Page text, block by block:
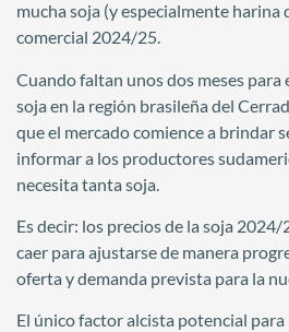
mucha soja (y especialmente harina
comercial 2024/25.
Cuando faltan unos dos meses para
soja en la región brasileña del
que el mercado comience a brindar
informar a los productores
necesita tanta soja.
Es decir: los precios de la soja
caer para ajustarse de manera
oferta y demanda prevista para la
El único factor alcista potencial para